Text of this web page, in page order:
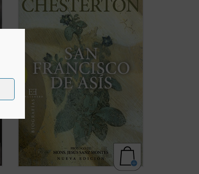
mi única esperanza, bastante vaga por
cierto, es que si abordo la biografía de
este gran santo por el lado llamativo y
popular que evidentemente tiene, tal vez
(ver ficha)